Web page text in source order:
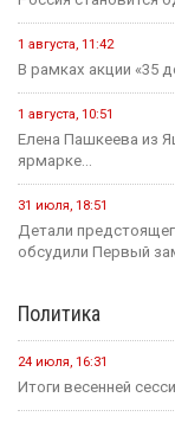
федеральном
Россиян будут
Началось
За сутки в
На «Дне поля —
опустыниванием в
23 июля Событие
Минсельхоз